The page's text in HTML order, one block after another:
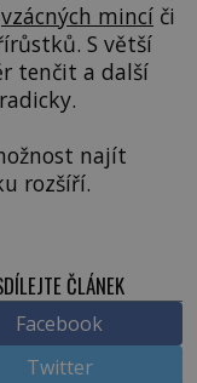
vzácných mincí či
S větší
tenčit a další
najít
rozšíří.
ČLÁNEK
Facebook
Twitter